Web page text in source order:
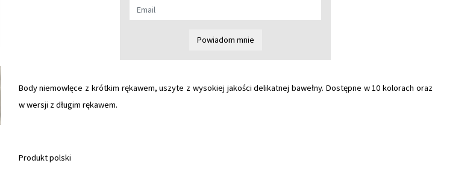
Powiadom mnie
Body niemowlęce z krótkim rękawem, uszyte z wysokiej jakości delikatnej bawełny. Dostępne w 10 kolorach oraz
w wersji z długim rękawem.
Produkt polski